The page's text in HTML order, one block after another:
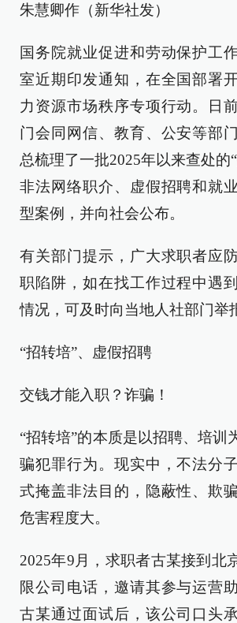
朱慧卿作（新华社发）
国务院就业促进和劳动保护工
室近期印发通知，在全国部署
力资源市场秩序专项行动。日
门会同网信、教育、公安等部
总梳理了一批2025年以来查处的“
非法网络职介、虚假招聘和就
型案例，并向社会公布。
有关部门提示，广大求职者应
职陷阱，如在找工作过程中遇
情况，可及时向当地人社部门举
“招转培”、虚假招聘
交钱才能入职？诈骗！
“招转培”的本质是以招聘、培训
骗犯罪行为。现实中，不法分
式掩盖非法目的，隐蔽性、欺
危害程度大。
2025年9月，求职者古某接到北
限公司电话，邀请其参与运营
古某通过面试后，该公司口头